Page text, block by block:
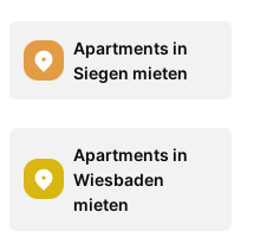
Apartments in
Siegen mieten
Apartments in
Wiesbaden
mieten